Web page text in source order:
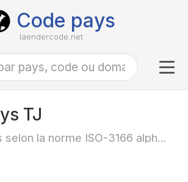
Code pays
laendercode.net
TJ
Nom de pays selon la norme ISO-3166 alpha-2